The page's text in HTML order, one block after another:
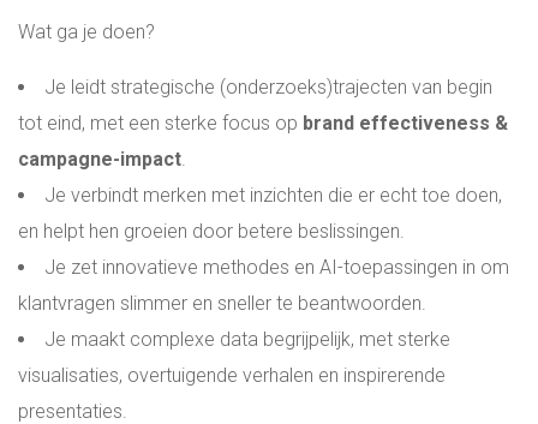
INSPIRATIE
ADRES EN ROUTE
BLOG
LOGIN
ALL-IN RECRUITMENT
Wat ga je doen?
Je leidt strategische (onderzoeks)trajecten van begin
tot eind, met een sterke focus op brand effectiveness &
campagne-impact.
Je verbindt merken met inzichten die er echt toe doen,
en helpt hen groeien door betere beslissingen.
Je zet innovatieve methodes en AI-toepassingen in om
klantvragen slimmer en sneller te beantwoorden.
Je maakt complexe data begrijpelijk, met sterke
visualisaties, overtuigende verhalen en inspirerende
presentaties.